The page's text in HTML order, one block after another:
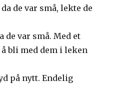
de var små, lekte de
de var små. Med et
bli med dem i leken
på nytt. Endelig